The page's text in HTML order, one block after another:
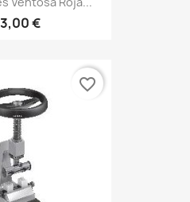
€
favorite_border